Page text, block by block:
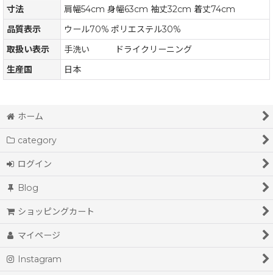
寸法
肩幅54cm 身幅63cm 袖丈32cm 着丈74cm
品質表示
ウール70% ポリエステル30%
取扱い表示
手洗い ドライクリーニング
生産国
日本
ホーム
category
ログイン
Blog
ショッピングカート
マイページ
Instagram